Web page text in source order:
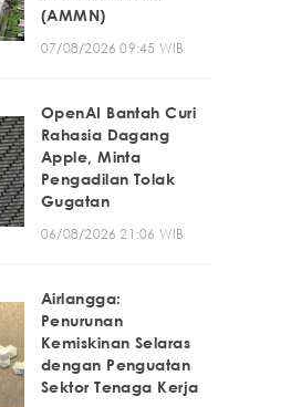
(AMMN)
07/08/2026 09:45 WIB
OpenAI Bantah Curi
Rahasia Dagang
Apple, Minta
Pengadilan Tolak
Gugatan
06/08/2026 21:06 WIB
Airlangga:
Penurunan
Kemiskinan Selaras
dengan Penguatan
Sektor Tenaga Kerja